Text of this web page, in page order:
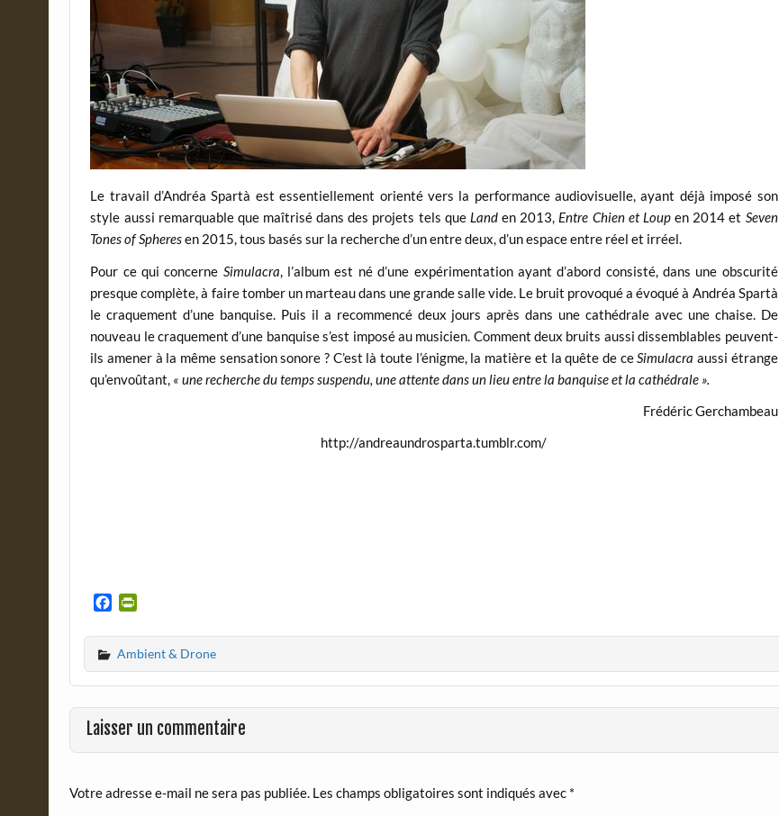
Le travail d’Andréa Spartà est essentiellement orienté vers la performance audiovisuelle, ayant déjà imposé son
style aussi remarquable que maîtrisé dans des projets tels que Landen 2013, Entre Chien et Loupen 2014 et Seven
Tones of Spheresen 2015, tous basés sur la recherche d’un entre deux, d’un espace entre réel et irréel.
Pour ce qui concerne Simulacra , l’album est né d’une expérimentation ayant d’abord consisté, dans une obscurité
presque complète, à faire tomber un marteau dans une grande salle vide. Le bruit provoqué a évoqué à Andréa Spartà
le craquement d’une banquise. Puis il a recommencé deux jours après dans une cathédrale avec une chaise. De
nouveau le craquement d’une banquise s’est imposé au musicien. Comment deux bruits aussi dissemblables peuvent-
ils amener à la même sensation sonore ? C’est là toute l’énigme, la matière et la quête de ce Simulacra aussi étrange
qu’envoûtant, « une recherche du temps suspendu, une attente dans un lieu entre la banquise et la cathédrale ».
Frédéric Gerchambeau
http://andreaundrosparta.tumblr.com/
c
e
b
o
o
k
i
n
t
F
r
i
l
Ambient & Drone
Laisser un commentaire
Votre adresse e-mail ne sera pas publiée. Les champs obligatoires sont indiqués avec *